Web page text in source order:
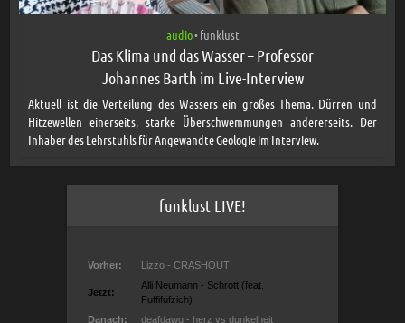
audio• funklust
Das Klima und das Wasser – Professor
Johannes Barth im Live-Interview
Aktuell ist die Verteilung des Wassers ein großes Thema. Dürren und
Hitzewellen einerseits, starke Überschwemmungen andererseits. Der
Inhaber des Lehrstuhls für Angewandte Geologie im Interview.
funklust LIVE!